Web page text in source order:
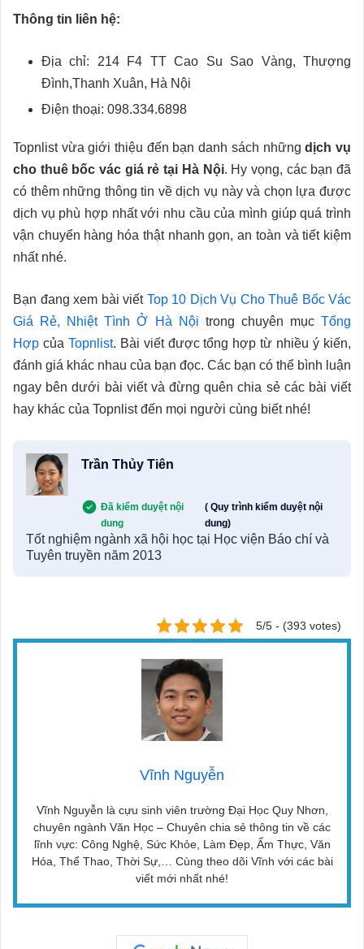
Thông tin liên hệ:
Địa chỉ: 214 F4 TT Cao Su Sao Vàng, Thượng
Đình,Thanh Xuân, Hà Nội
Điện thoại: 098.334.6898
Topnlist vừa giới thiệu đến bạn danh sách nhữngdịch vụ
cho thuê bốc vác giá rẻ tại Hà Nội. Hy vọng, các bạn đã
có thêm những thông tin về dịch vụ này và chọn lựa được
dịch vụ phù hợp nhất với nhu cầu của mình giúp quá trình
vận chuyển hàng hóa thật nhanh gọn, an toàn và tiết kiệm
nhất nhé.
Bạn đang xem bài viết Top 10 Dịch Vụ Cho Thuê Bốc Vác
Giá Rẻ, Nhiệt Tình Ở Hà Nội trong chuyên mụcTổng
Hợp của Topnlist. Bài viết được tổng hợp từ nhiều ý kiến,
đánh giá khác nhau của bạn đọc. Các bạn có thể bình luận
ngay bên dưới bài viết và đừng quên chia sẻ các bài viết
hay khác của Topnlist đến mọi người cùng biết nhé!
Trần Thủy Tiên
Đã kiểm duyệt nội
dung
( Quy trình kiểm duyệt nội
dung)
Tốt nghiệm ngành xã hội học tại Học viện Báo chí và
Tuyên truyền năm 2013
5/5 - (393 votes)
Vĩnh Nguyễn
Vĩnh Nguyễn là cựu sinh viên trường Đại Học Quy Nhơn,
chuyên ngành Văn Học – Chuyên chia sẻ thông tin về các
lĩnh vực: Công Nghệ, Sức Khỏe, Làm Đẹp, Ẩm Thực, Văn
Hóa, Thể Thao, Thời Sự,… Cùng theo dõi Vĩnh với các bài
viết mới nhất nhé!